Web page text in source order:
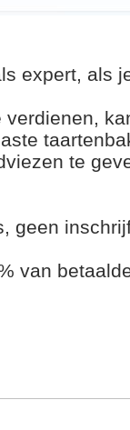
expert, als
verdienen,
te
geen
van